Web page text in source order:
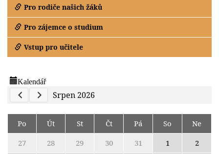
Pro rodiče našich žáků
Pro zájemce o studium
Vstup pro učitele
Kalendář
Previous Calendar
Next Calendar
Srpen 2026
Po Út St Čt Pá So
Ne
27
28 29 30 31 1
2